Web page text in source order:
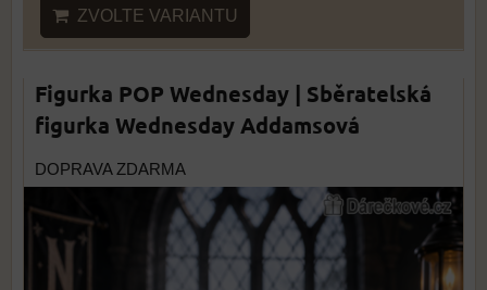
ZVOLTE VARIANTU
Figurka POP Wednesday | Sběratelská
figurka Wednesday Addamsová
DOPRAVA ZDARMA